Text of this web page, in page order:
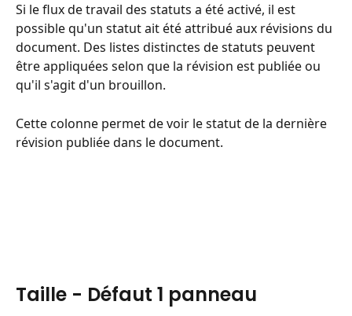
Si le flux de travail des statuts a été activé, il est
possible qu'un statut ait été attribué aux révisions du
document. Des listes distinctes de statuts peuvent
être appliquées selon que la révision est publiée ou
qu'il s'agit d'un brouillon.
Cette colonne permet de voir le statut de la dernière
révision publiée dans le document.
Taille - Défaut 1 panneau